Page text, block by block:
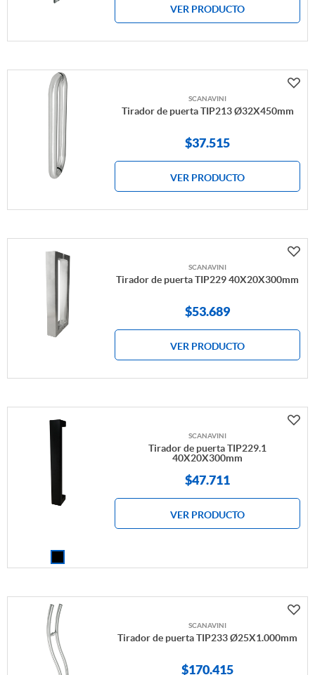
VER PRODUCTO
SCANAVINI
Tirador de puerta TIP213 Ø32X450mm
$37.515
VER PRODUCTO
SCANAVINI
Tirador de puerta TIP229 40X20X300mm
$53.689
VER PRODUCTO
SCANAVINI
Tirador de puerta TIP229.1
40X20X300mm
$47.711
VER PRODUCTO
SCANAVINI
Tirador de puerta TIP233 Ø25X1.000mm
$170.415